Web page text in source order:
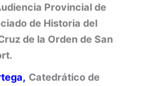
Provincial de
de Historia del
de la Orden de San
Catedrático de